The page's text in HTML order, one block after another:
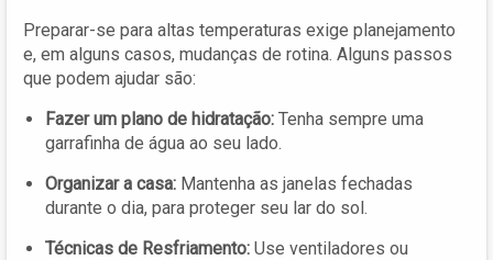
Preparar-se para altas temperaturas exige planejamento
e, em alguns casos, mudanças de rotina. Alguns passos
que podem ajudar são:
Fazer um plano de hidratação: Tenha sempre uma
garrafinha de água ao seu lado.
Organizar a casa: Mantenha as janelas fechadas
durante o dia, para proteger seu lar do sol.
Técnicas de Resfriamento: Use ventiladores ou